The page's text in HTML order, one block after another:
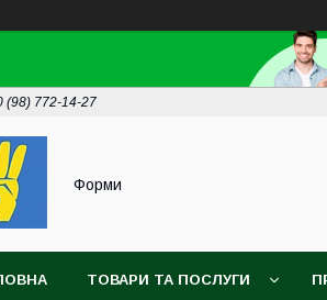
(98) 772-14-27
Форми
ТОВАРИ ТА ПОСЛУГИ